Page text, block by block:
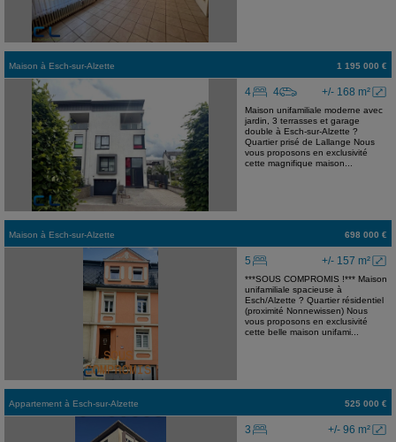
Maison à Esch-sur-Alzette 1 195 000 €
+/- 168 m²
4 4
Maison unifamiliale moderne avec
jardin, 3 terrasses et garage
double à Esch-sur-Alzette ?
Quartier prisé de Lallange Nous
vous proposons en exclusivité
cette magnifique maison...
Maison à Esch-sur-Alzette 698 000 €
+/- 157 m²
5
***SOUS COMPROMIS !*** Maison
unifamiliale spacieuse à
Esch/Alzette ? Quartier résidentiel
(proximité Nonnewissen) Nous
vous proposons en exclusivité
cette belle maison unifami...
Appartement à Esch-sur-Alzette 525 000 €
+/- 96 m²
3